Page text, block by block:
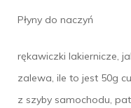
Płyny do naczyń
rękawiczki lakiernicze,
zalewa, ile to jest 50g
z szyby samochodu,